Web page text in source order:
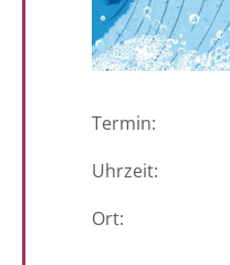
Termin:
Uhrzeit:
Ort: